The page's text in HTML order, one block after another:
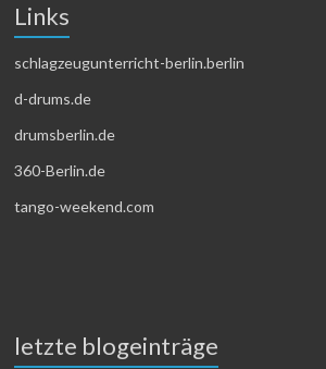
Links
schlagzeugunterricht-berlin.berlin
d-drums.de
drumsberlin.de
360-Berlin.de
tango-weekend.com
letzte blogeinträge